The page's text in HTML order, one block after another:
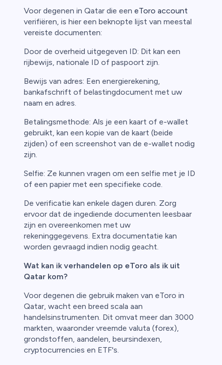
Voor degenen in Qatar die een eToro account
verifiëren, is hier een beknopte lijst van meestal
vereiste documenten:
Door de overheid uitgegeven ID: Dit kan een
rijbewijs, nationale ID of paspoort zijn.
Bewijs van adres: Een energierekening,
bankafschrift of belastingdocument met uw
naam en adres.
Betalingsmethode: Als je een kaart of e-wallet
gebruikt, kan een kopie van de kaart (beide
zijden) of een screenshot van de e-wallet nodig
zijn.
Selfie: Ze kunnen vragen om een selfie met je ID
of een papier met een specifieke code.
De verificatie kan enkele dagen duren. Zorg
ervoor dat de ingediende documenten leesbaar
zijn en overeenkomen met uw
rekeninggegevens. Extra documentatie kan
worden gevraagd indien nodig geacht.
Wat kan ik verhandelen op eToro als ik uit
Qatar kom?
Voor degenen die gebruik maken van eToro in
Qatar, wacht een breed scala aan
handelsinstrumenten. Dit omvat meer dan 3000
markten, waaronder vreemde valuta (forex),
grondstoffen, aandelen, beursindexen,
cryptocurrencies en ETF's.